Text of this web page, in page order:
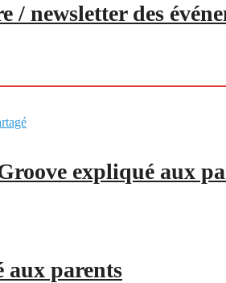
newsletter des
expliqué aux
aux parents